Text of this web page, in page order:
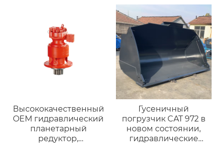
Высококачественный
OEM гидравлический
планетарный
редуктор,
Гусеничный
погрузчик CAT 972 в
новом состоянии,
гидравлические